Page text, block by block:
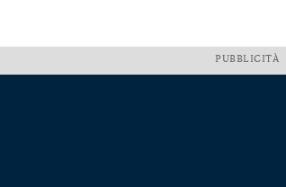
PUBBLICITÀ